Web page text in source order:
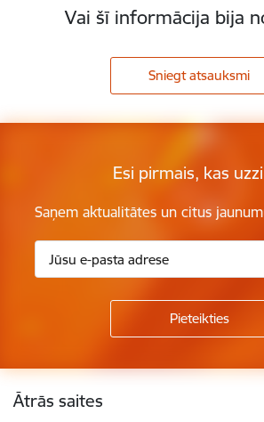
Vai šī informācija bija
Sniegt atsauksmi
Esi pirmais, kas
Saņem aktualitātes un citus
Kājene
Ātrās saites